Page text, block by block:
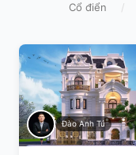
Cổ điển /
Đào Anh Tú